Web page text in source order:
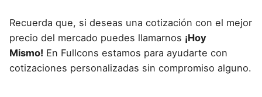
Recuerda que, si deseas una cotización con el mejor
precio del mercado puedes llamarnos ¡Hoy
Mismo! En Fullcons estamos para ayudarte con
cotizaciones personalizadas sin compromiso alguno.